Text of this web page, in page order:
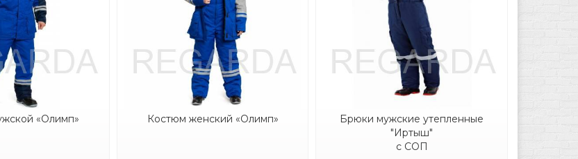
«Олимп» Костюм женский «Олимп»
Брюки мужские утепленные
"Иртыш"
с СОП